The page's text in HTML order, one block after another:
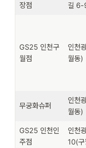
장점
길 6-
GS25 인천구
월점
인천
월동)
무궁화슈퍼
인천
월동)
GS25 인천인
주점
인천
10(구